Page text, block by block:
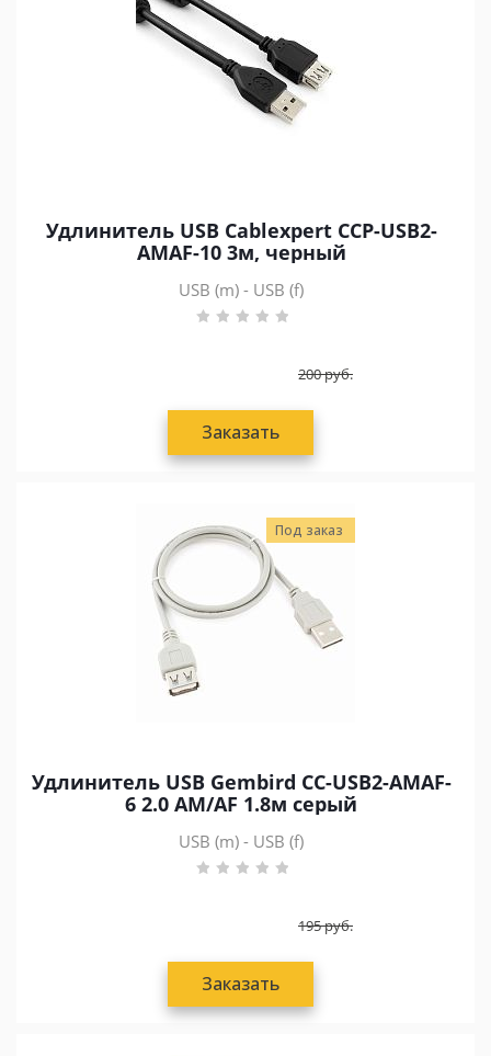
Удлинитель USB Cablexpert CCP-USB2-
AMAF-10 3м, черный
USB (m) - USB (f)
200руб.
Заказать
Под заказ
Удлинитель USB Gembird CC-USB2-AMAF-
6 2.0 AM/AF 1.8м серый
USB (m) - USB (f)
195руб.
Заказать